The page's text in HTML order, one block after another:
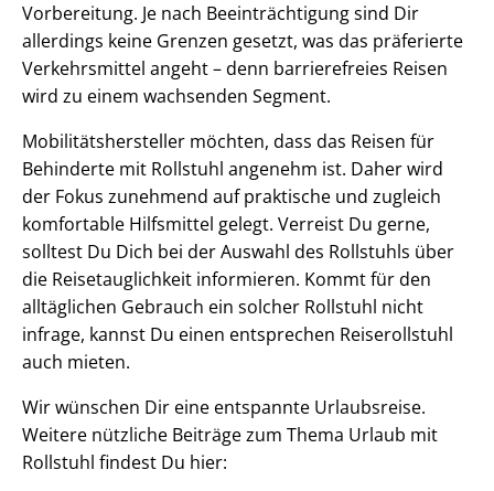
Vorbereitung. Je nach Beeinträchtigung sind Dir
allerdings keine Grenzen gesetzt, was das präferierte
Verkehrsmittel angeht – denn barrierefreies Reisen
wird zu einem wachsenden Segment.
Mobilitätshersteller möchten, dass das Reisen für
Behinderte mit Rollstuhl angenehm ist. Daher wird
der Fokus zunehmend auf praktische und zugleich
komfortable Hilfsmittel gelegt. Verreist Du gerne,
solltest Du Dich bei der Auswahl des Rollstuhls über
die Reisetauglichkeit informieren. Kommt für den
alltäglichen Gebrauch ein solcher Rollstuhl nicht
infrage, kannst Du einen entsprechen Reiserollstuhl
auch mieten.
Wir wünschen Dir eine entspannte Urlaubsreise.
Weitere nützliche Beiträge zum Thema Urlaub mit
Rollstuhl findest Du hier: